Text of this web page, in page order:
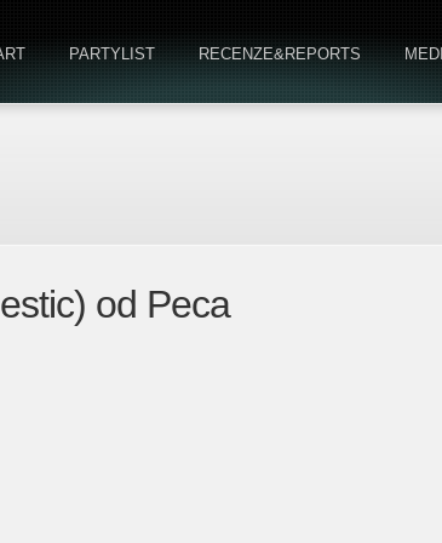
PARTYLIST RECENZE&REPORTS
od Peca